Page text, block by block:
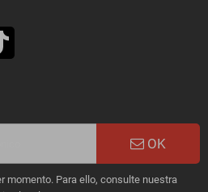
OK
momento. Para ello, consulte nuestra